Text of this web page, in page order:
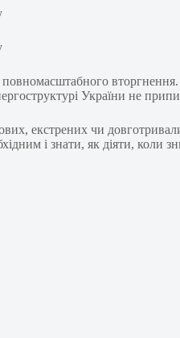
вторгнення.
України не
екстрених чи
і знати, як діяти, коли